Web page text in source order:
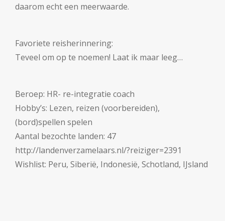
daarom echt een meerwaarde.
Favoriete reisherinnering:
Teveel om op te noemen! Laat ik maar leeg…
Beroep: HR- re-integratie coach
Hobby’s: Lezen, reizen (voorbereiden),
(bord)spellen spelen
Aantal bezochte landen: 47
http://landenverzamelaars.nl/?reiziger=2391
Wishlist: Peru, Siberië, Indonesië, Schotland, IJsland